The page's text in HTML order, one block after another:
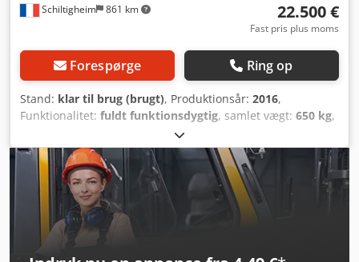
Schiltigheim 861 km 22.500 €
Fast pris plus moms
Forespørge Ring op
Stand: klar til brug (brugt), Produktionsår: 2016,
Funktionalitet: fuldt funktionsdygtig, samlet vægt: 650 kg,
Klimaanlæg
V, indgangsstrøm:12 A, samlet bredde:2.450 mm, samlet
længde:4.400 mm , total højde: 1.250 mm,
indgangsfrekvens:50 Hz, Vi tilbyder vores Mimaki JFX200-
2513 til salg, en UV-LED-printer til flade materialer, som er
kendt for sin pålidelighed, udskriftskvalitet og alsidighed
ved print på stive materialer. Maskinen kan besigtiges på
vores lokation i Strasbourg (Frankrig), og den er i perfekt,